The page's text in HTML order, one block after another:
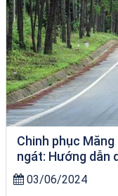
Chinh phục
ngát: Hướng dẫn
03/06/2024